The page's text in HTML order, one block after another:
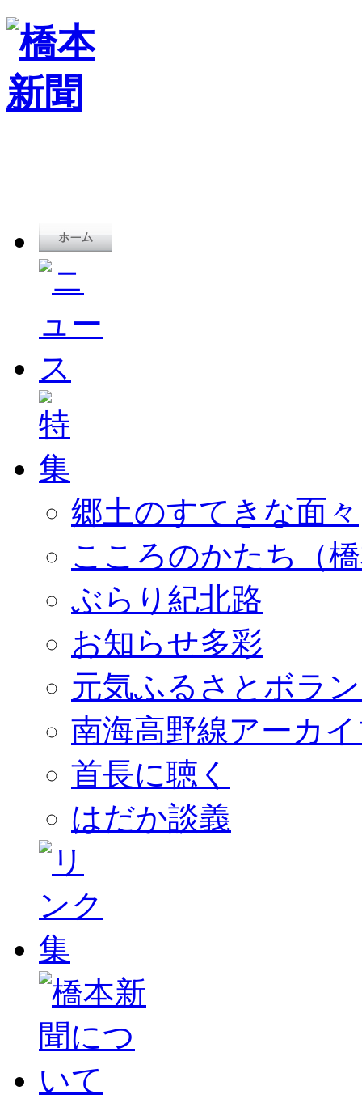
郷土のすてきな面々
こころのかたち（
ぶらり紀北路
お知らせ多彩
元気ふるさとボラ
南海高野線アーカ
首長に聴く
はだか談義